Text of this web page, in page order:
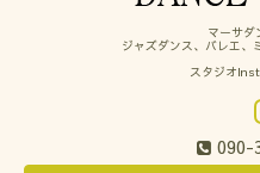
マーサダ
ジャズダンス、バレエ
スタジオ
090-